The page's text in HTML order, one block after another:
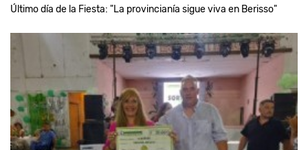
Último día de la Fiesta: "La provincianía sigue viva en Berisso"